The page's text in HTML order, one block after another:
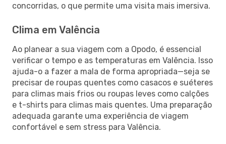
concorridas, o que permite uma visita mais imersiva.
Clima em Valência
Ao planear a sua viagem com a Opodo, é essencial
verificar o tempo e as temperaturas em Valência. Isso
ajuda-o a fazer a mala de forma apropriada—seja se
precisar de roupas quentes como casacos e suéteres
para climas mais frios ou roupas leves como calções
e t-shirts para climas mais quentes. Uma preparação
adequada garante uma experiência de viagem
confortável e sem stress para Valência.